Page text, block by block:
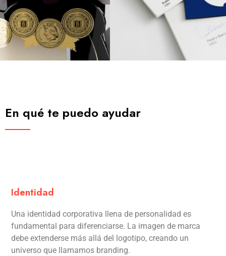
En qué te puedo ayudar
Identidad
Una identidad corporativa llena de personalidad es
fundamental para diferenciarse. La imagen de marca
debe extenderse más allá del logotipo, creando un
universo que llamamos branding.